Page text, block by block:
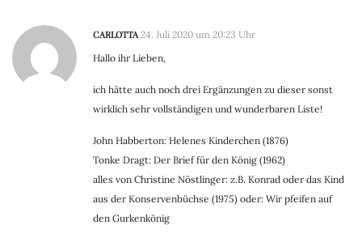
CARLOTTA 24. Juli 2020 um 20:23 Uhr
Hallo ihr Lieben,
ich hätte auch noch drei Ergänzungen zu dieser sonst
wirklich sehr vollständigen und wunderbaren Liste!
John Habberton: Helenes Kinderchen (1876)
Tonke Dragt: Der Brief für den König (1962)
alles von Christine Nöstlinger: z.B. Konrad oder das Kind
aus der Konservenbüchse (1975) oder: Wir pfeifen auf
den Gurkenkönig